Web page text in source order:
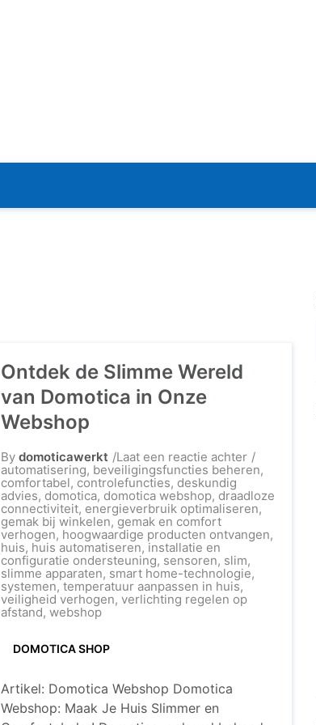
Ontdek de Slimme Wereld
van Domotica in Onze
Webshop
By domoticawerkt Laat een reactie achterop
Ontdek
Slimme
Wereld
van
Domotica
in
Onze
Webshop
automatisering, beveiligingsfuncties beheren,
comfortabel, controlefuncties, deskundig
advies, domotica, domotica webshop, draadloze
connectiviteit, energieverbruik optimaliseren,
gemak bij winkelen,gemak en comfort
verhogen, hoogwaardige producten ontvangen,
huis, huis automatiseren, installatie en
configuratie ondersteuning, sensoren, slim,
slimme apparaten, smart home-technologie,
systemen, temperatuur aanpassen in huis,
veiligheid verhogen, verlichting regelen op
afstand, webshop
DOMOTICA SHOP
Artikel: Domotica Webshop Domotica
Webshop: Maak Je Huis Slimmer en